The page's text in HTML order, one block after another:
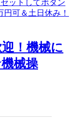
迎！機械に
械操